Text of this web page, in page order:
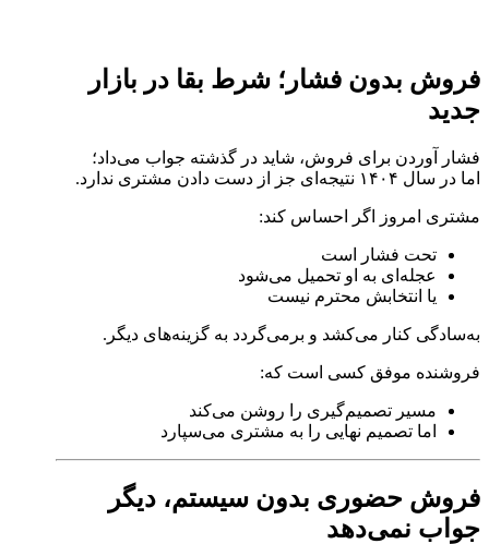
فروش بدون فشار؛ شرط بقا در بازار
جدید
فشار آوردن برای فروش، شاید در گذشته جواب می‌داد؛
اما در سال ۱۴۰۴ نتیجه‌ای جز از دست دادن مشتری ندارد.
مشتری امروز اگر احساس کند:
تحت فشار است
عجله‌ای به او تحمیل می‌شود
یا انتخابش محترم نیست
به‌سادگی کنار می‌کشد و برمی‌گردد به گزینه‌های دیگر.
فروشنده موفق کسی است که:
مسیر تصمیم‌گیری را روشن می‌کند
اما تصمیم نهایی را به مشتری می‌سپارد
فروش حضوری بدون سیستم، دیگر
جواب نمی‌دهد